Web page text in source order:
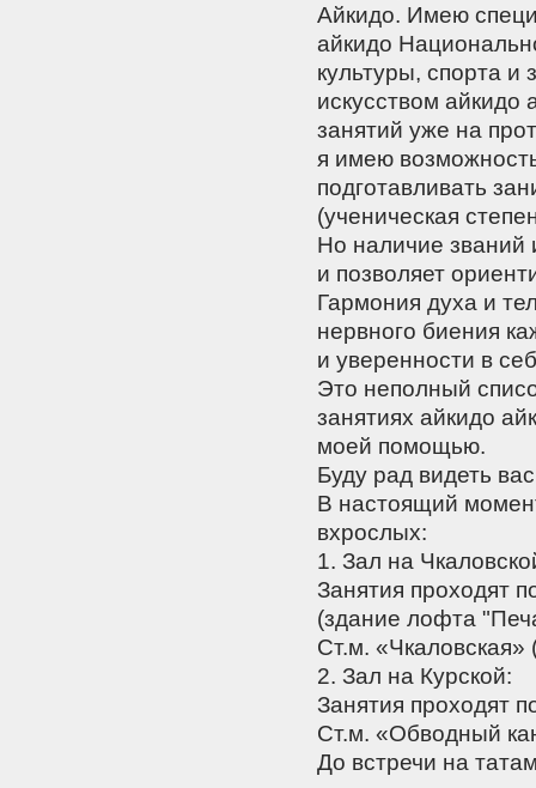
Айкидо. Имею
айкидо
культуры, спорта
искусством айкидо
занятий уже на
я имею
подготавливать
(ученическая
Но наличие званий
и позволяет
Гармония духа и
нервного биения
и уверенности в
Это неполный
занятиях айкидо
моей помощью.
Буду рад видеть
В настоящий
вхрослых:
1. Зал на
Занятия проходят
(здание лофта
Ст.м.
2. Зал на Курской:
Занятия проходят
Ст.м. «Обводный
До встречи на